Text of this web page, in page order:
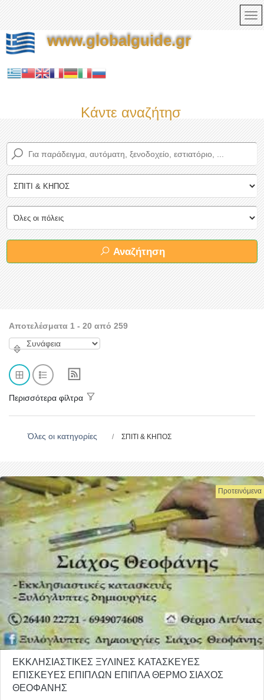
www.globalguide.gr
Κάντε αναζήτηση τώρα στον
Αναζήτηση
Αποτελέσματα 1 - 20 από 259
Περισσότερα φίλτρα
Όλες οι κατηγορίες ΣΠΙΤΙ & ΚΗΠΟΣ
Προτεινόμενα
ΕΚΚΛΗΣΙΑΣΤΙΚΕΣ ΞΥΛΙΝΕΣ ΚΑΤΑΣΚΕΥΕΣ
ΕΠΙΣΚΕΥΕΣ ΕΠΙΠΛΩΝ ΕΠΙΠΛΑ ΘΕΡΜΟ ΣΙΑΧΟΣ
ΘΕΟΦΑΝΗΣ